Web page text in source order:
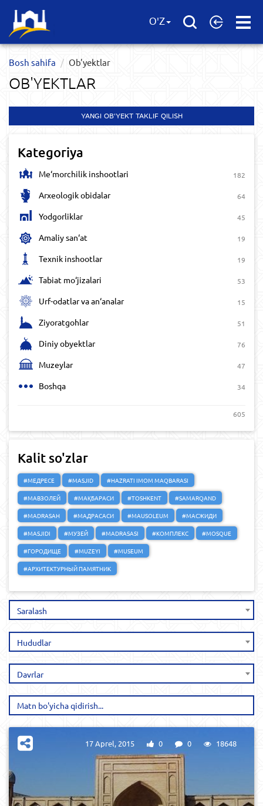
Open
O'Z
Bosh sahifa Ob'yektlar​
OB'YEKTLAR​
YANGI OB'YEKT TAKLIF QILISH
Kategoriya
Me‘morchilik inshootlari 182
Arxeologik obidalar 64
Yodgorliklar 45
Amaliy san‘at 19
Texnik inshootlar 19
Tabiat mo‘jizalari 53
Urf-odatlar va an‘analar 15
Ziyoratgohlar 51
Diniy obyektlar 76
Muzeylar 47
Boshqa 34
605
Kalit so'zlar
#МЕДРЕСЕ #MASJID
#HAZRATI IMOM MAQBARASI
#МАВЗОЛЕЙ
#МАҚБАРАСИ #TOSHKENT
#SAMARQAND
#MADRASAH
#МАДРАСАСИ #MAUSOLEUM
#МАСЖИДИ
#MASJIDI
#МУЗЕЙ #MADRASASI #КОМПЛЕКС
#MOSQUE
#ГОРОДИЩЕ
#MUZEYI
#MUSEUM
#АРХИТЕКТУРНЫЙ ПАМЯТНИК
Saralash
Hududlar
Davrlar
17 Aprel, 2015 0 0 18648